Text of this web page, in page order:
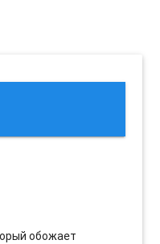
обожает